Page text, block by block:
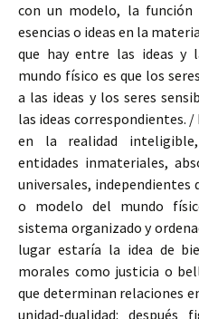
con un modelo, la función
esencias o ideas en la
que hay entre las ideas y
mundo físico es que los
a las ideas y los seres
las ideas correspondientes. /
en la realidad
entidades inmateriales,
universales, independientes
o modelo del mundo
sistema organizado y
lugar estaría la idea de
morales como justicia o
que determinan relaciones
unidad-dualidad: